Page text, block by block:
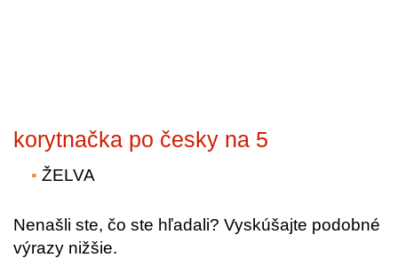
korytnačka po česky na 5
ŽELVA
Nenašli ste, čo ste hľadali? Vyskúšajte podobné
výrazy nižšie.